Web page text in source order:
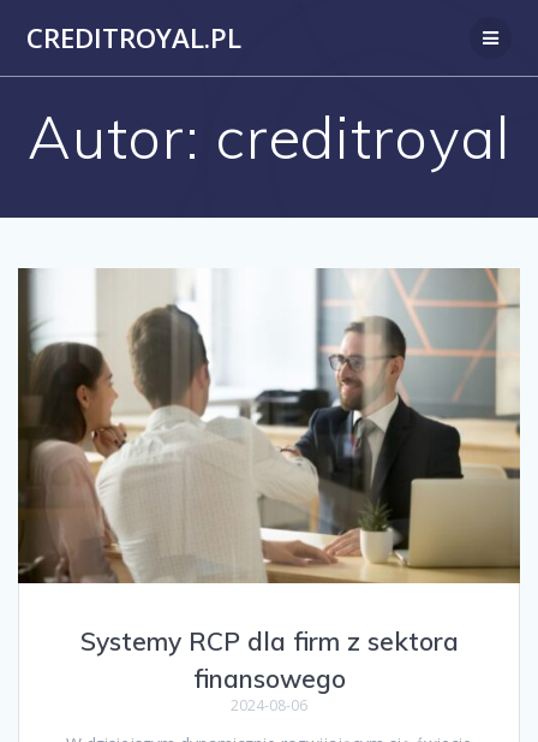
CREDITROYAL.PL
Autor: creditroyal
Systemy RCP dla firm z sektora
finansowego
2024-08-06